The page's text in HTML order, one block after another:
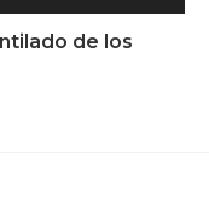
de los